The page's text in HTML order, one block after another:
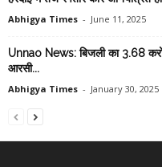
Abhigya Times - June 11, 2025
Unnao News: बिजली का 3.68
आरसी...
Abhigya Times - January 30, 2025